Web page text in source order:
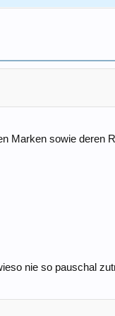
mir die Unterschiede
Finger greife)... ich
Marken sowie deren
nie so pauschal